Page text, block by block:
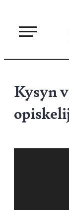
sisältöön
Kysyn